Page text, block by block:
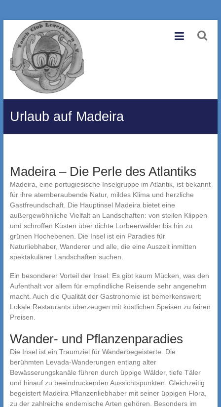
Inhalt
springen
Tauchclub
Leverkusen
e.V.
Eine
Site.
Urlaub auf Madeira
Madeira – Die Perle des Atlantiks
Madeira, eine portugiesische Inselgruppe im Atlantik, ist bekannt
für ihre atemberaubende Natur, mildes Klima und herzliche
Gastfreundschaft. Die Hauptinsel Madeira bietet eine
außergewöhnliche Vielfalt an Landschaften: von steilen Klippen
und schroffen Küsten über dichte Lorbeerwälder bis hin zu
grünen Hochebenen. Die Insel ist ein Paradies für
Naturliebhaber, Wanderer und alle, die eine Auszeit inmitten
spektakulärer Landschaften suchen.
Ein besonderer Vorteil der Insel: Es gibt kaum Mücken, was den
Aufenthalt vor allem für empfindliche Reisende sehr angenehm
macht. Auch die Qualität der Gastronomie ist bemerkenswert:
Lokale Restaurants überzeugen mit köstlichen Speisen zu fairen
Preisen.
Wander- und Pflanzenparadies
Die Insel ist ein Traumziel für Wanderbegeisterte. Die
berühmten Levada-Wanderungen entlang alter
Bewässerungskanäle führen durch üppige Wälder, tiefe Täler
und hinauf zu beeindruckenden Aussichtspunkten. Gleichzeitig
begeistert Madeira Pflanzenliebhaber mit seiner üppigen Flora,
zu der zahlreiche endemische Arten gehören. Besonders im